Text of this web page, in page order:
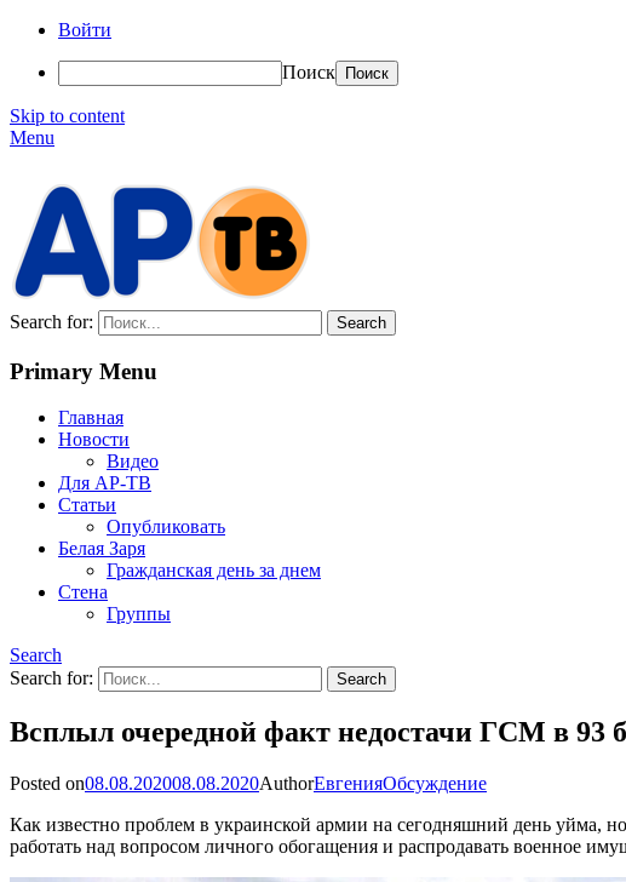
Войти
Поиск
Skip to content
Menu
Search for:
Primary Menu
Главная
Новости
Видео
Для АР-ТВ
Статьи
Опубликовать
Белая Заря
Гражданская день за днем
Стена
Группы
Search
Search for:
Всплыл очередной факт недостачи ГСМ в 93
Posted on08.08.202008.08.2020AuthorЕвгенияОбсуждение
Как известно проблем в украинской армии на сегодняшний день уйма,
работать над вопросом личного обогащения и распродавать военное